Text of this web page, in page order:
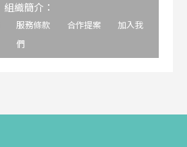
組織簡介：
服務條款 合作提案
加入我
們